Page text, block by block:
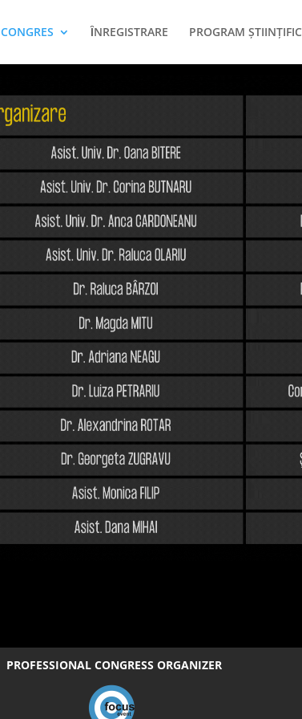
CONGRES ȊNREGISTRARE PROGRAM ŞTIINŢIFIC
PROFESSIONAL CONGRESS ORGANIZER